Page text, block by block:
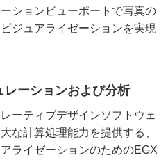
ションビューポートで写真の
ジュアライゼーションを実現
ーションおよび分析
ーティブデザインソフトウェ
な計算処理能力を提供する、
ライゼーションのためのEGX